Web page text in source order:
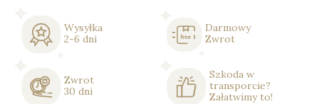
-
Klasyczne
Wysyłka
2-6 dni
Darmowy
Zwrot
Zwrot
30 dni
Szkoda w
transporcie?
Załatwimy to!